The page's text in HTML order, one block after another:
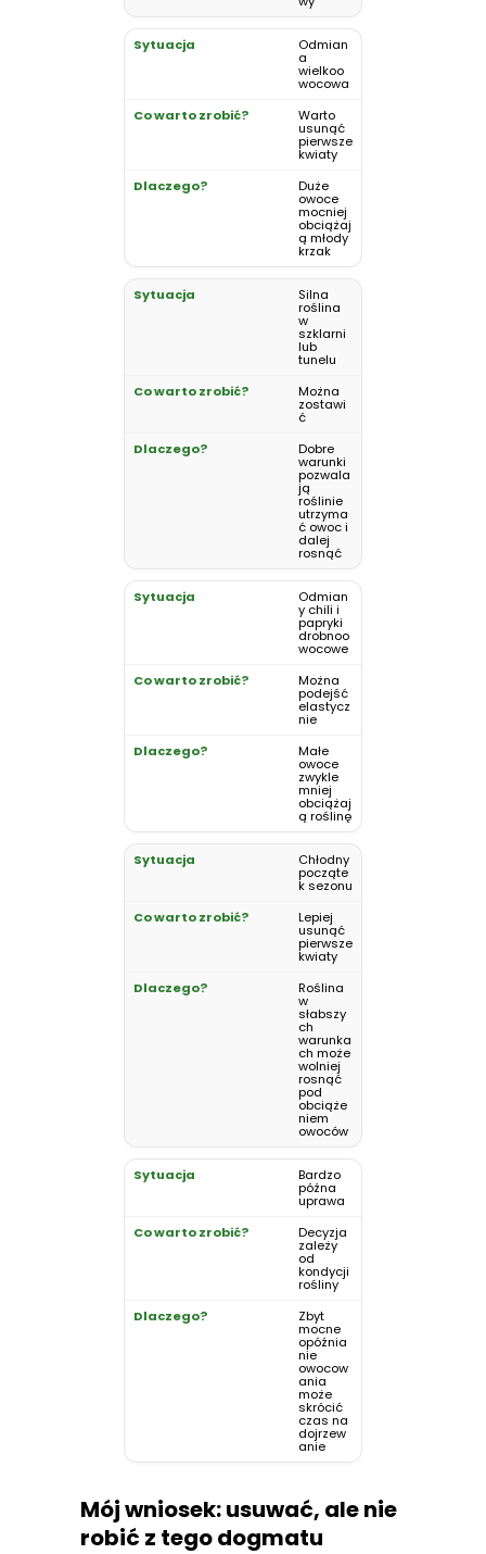
Odmian
a
wielkoo
wocowa
Warto
usunąć
pierwsze
kwiaty
Duże
owoce
mocniej
obciążaj
ą młody
krzak
Silna
roślina
w
szklarni
lub
tunelu
Można
zostawi
ć
Dobre
warunki
pozwala
ją
roślinie
utrzyma
ć owoc i
dalej
rosnąć
Odmian
y chili i
papryki
drobnoo
wocowe
Można
podejść
elastycz
nie
Małe
owoce
zwykle
mniej
obciążaj
ą roślinę
Chłodny
począte
k sezonu
Lepiej
usunąć
pierwsze
kwiaty
Roślina
w
słabszy
ch
warunka
ch może
wolniej
rosnąć
pod
obciąże
niem
owoców
Bardzo
późna
uprawa
Decyzja
zależy
od
kondycji
rośliny
Zbyt
mocne
opóźnia
nie
owocow
ania
może
skrócić
czas na
dojrzew
anie
Mój wniosek: usuwać, ale nie
robić z tego dogmatu